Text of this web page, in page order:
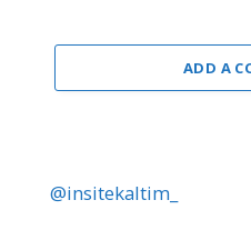
ADD A
@insitekaltim_